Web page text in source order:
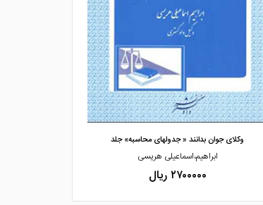
مشاهده و خرید
وکلای جوان بدانند « جدولهای محاسبه» جلد
ابراهیم،اسماعیلی هریسی
۲۷۰۰۰۰۰ ریال